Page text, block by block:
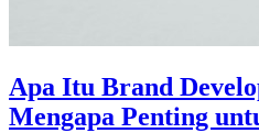
Apa Itu Brand
Mengapa Penting